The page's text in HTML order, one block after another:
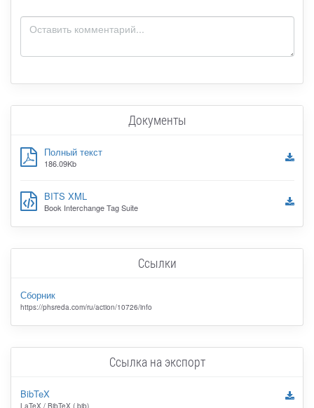
Документы
Полный текст
186.09Kb
BITS XML
Book Interchange Tag Suite
Ссылки
Сборник
https://phsreda.com/ru/action/10726/info
Ссылка на экспорт
BibTeX